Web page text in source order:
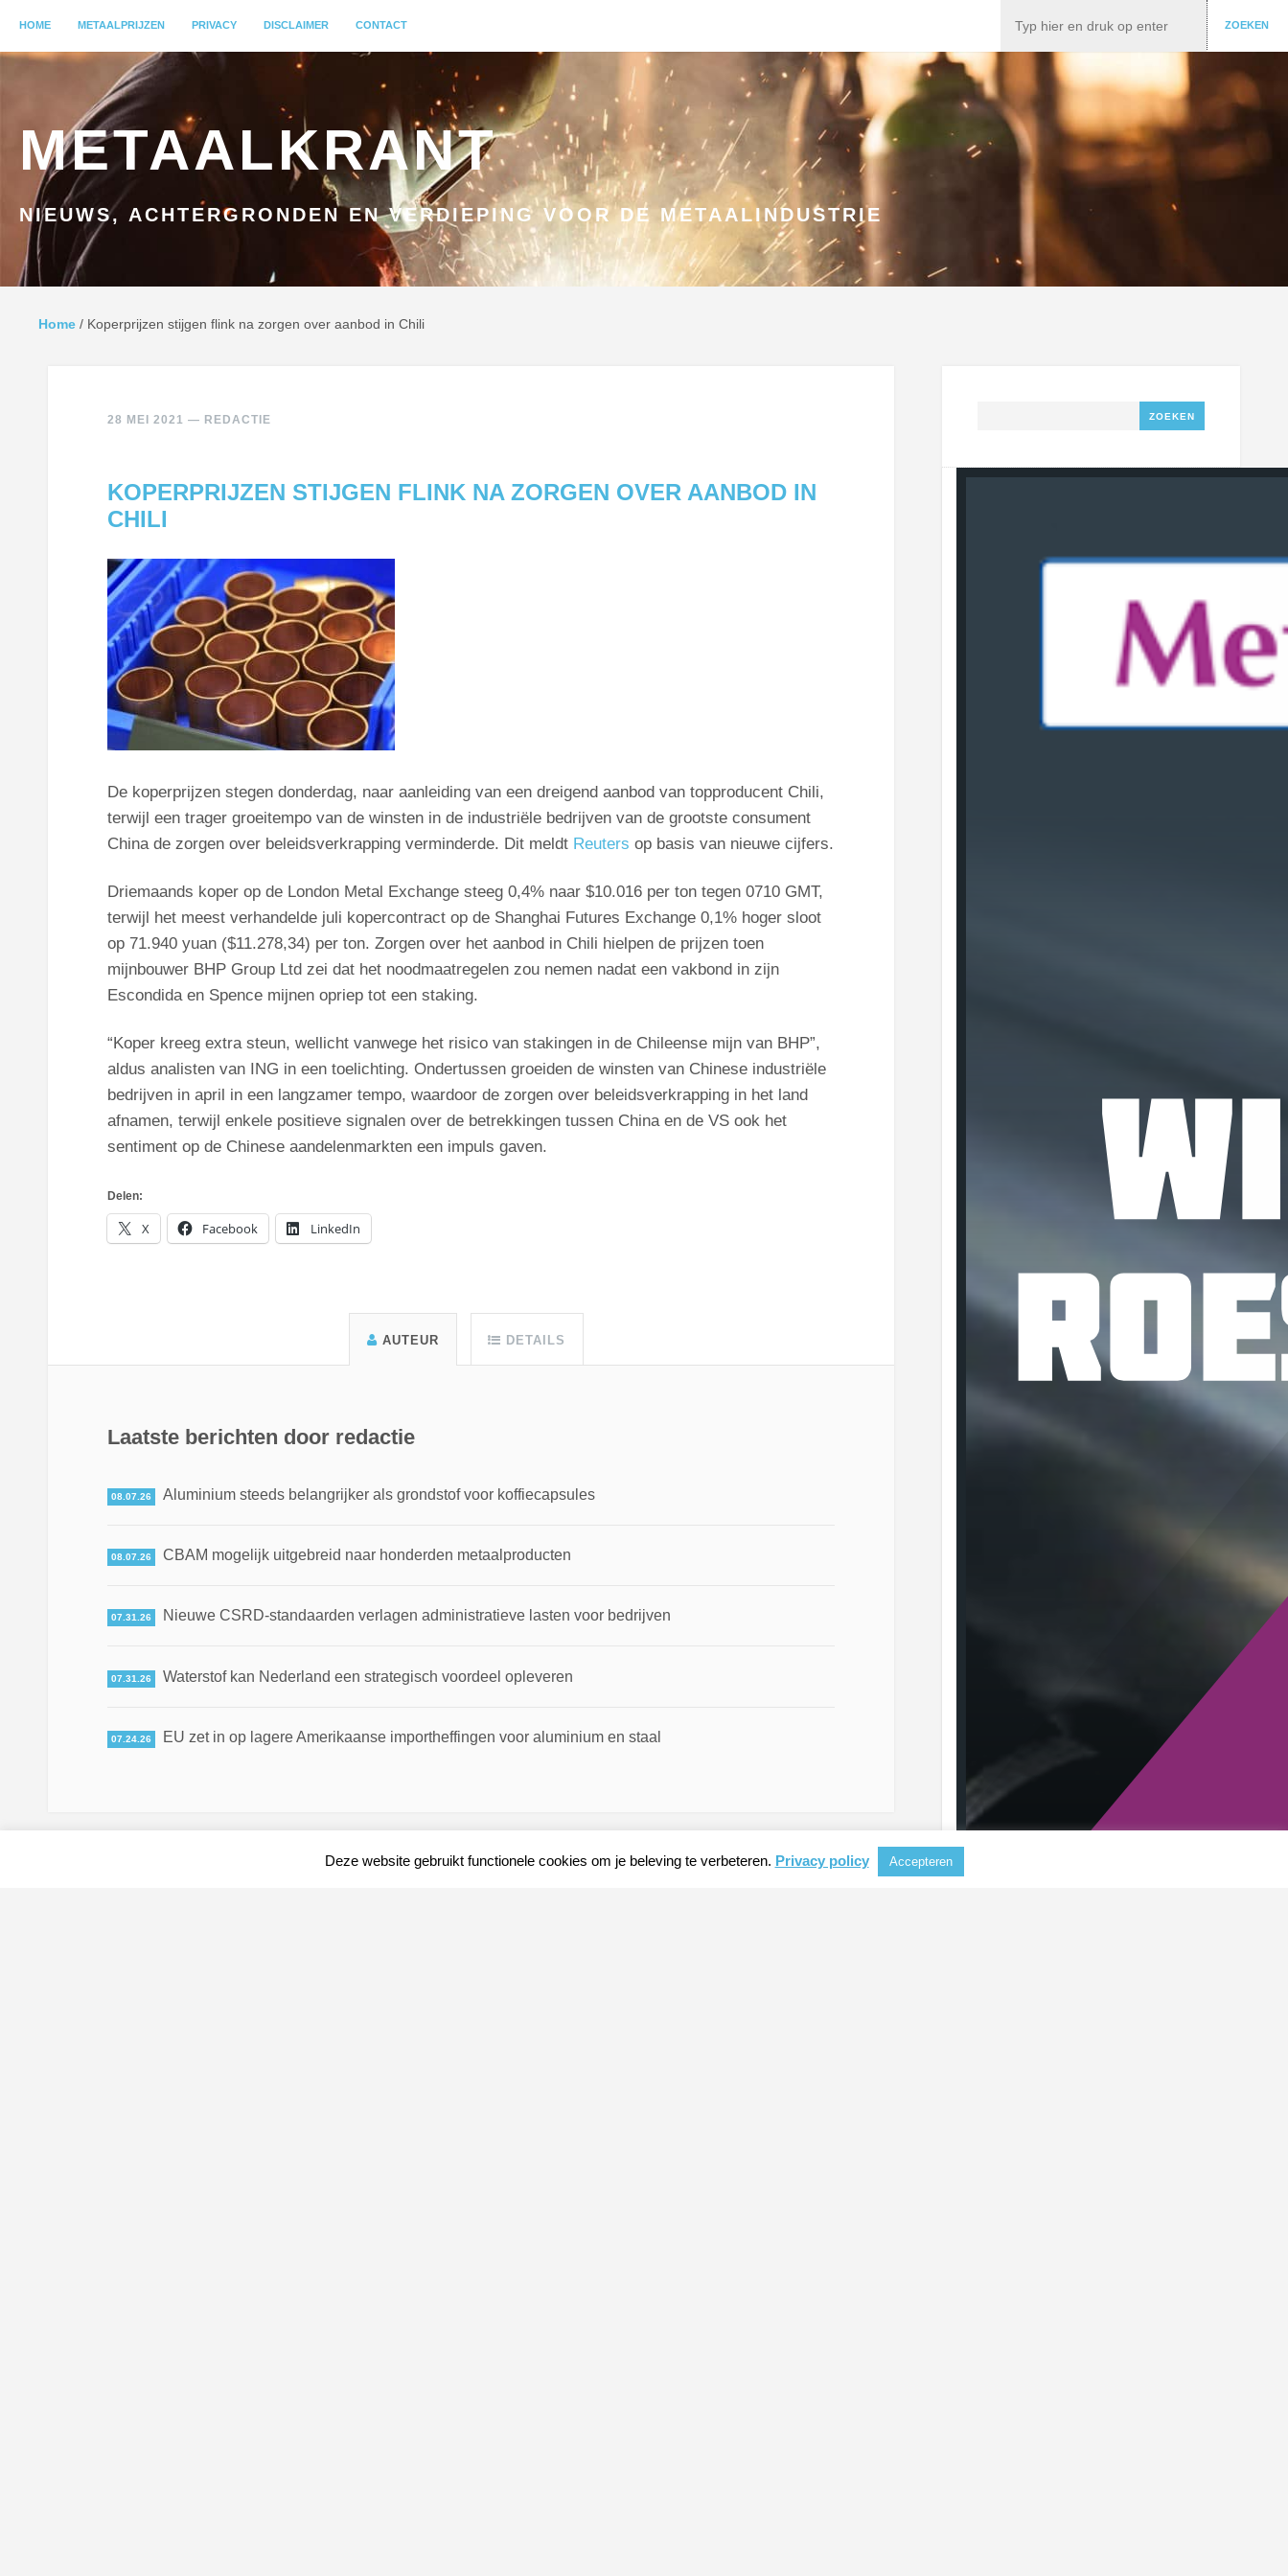
GA NAAR INHOUD
HOME METAALPRIJZEN PRIVACY DISCLAIMER CONTACT ZOEKEN
METAALKRANT
NIEUWS, ACHTERGRONDEN EN VERDIEPING VOOR DE METAALINDUSTRIE
Home / Koperprijzen stijgen flink na zorgen over aanbod in Chili
28 MEI 2021 — REDACTIE
KOPERPRIJZEN STIJGEN FLINK NA ZORGEN OVER AANBOD IN
CHILI
De koperprijzen stegen donderdag, naar aanleiding van een dreigend aanbod van topproducent Chili,
terwijl een trager groeitempo van de winsten in de industriële bedrijven van de grootste consument
China de zorgen over beleidsverkrapping verminderde. Dit meldt Reuters op basis van nieuwe cijfers.
Driemaands koper op de London Metal Exchange steeg 0,4% naar $10.016 per ton tegen 0710 GMT,
terwijl het meest verhandelde juli kopercontract op de Shanghai Futures Exchange 0,1% hoger sloot
op 71.940 yuan ($11.278,34) per ton. Zorgen over het aanbod in Chili hielpen de prijzen toen
mijnbouwer BHP Group Ltd zei dat het noodmaatregelen zou nemen nadat een vakbond in zijn
Escondida en Spence mijnen opriep tot een staking.
“Koper kreeg extra steun, wellicht vanwege het risico van stakingen in de Chileense mijn van BHP”,
aldus analisten van ING in een toelichting. Ondertussen groeiden de winsten van Chinese industriële
bedrijven in april in een langzamer tempo, waardoor de zorgen over beleidsverkrapping in het land
afnamen, terwijl enkele positieve signalen over de betrekkingen tussen China en de VS ook het
sentiment op de Chinese aandelenmarkten een impuls gaven.
Delen:
X Facebook LinkedIn
AUTEUR DETAILS
Laatste berichten door redactie
08.07.26 Aluminium steeds belangrijker als grondstof voor koffiecapsules
08.07.26 CBAM mogelijk uitgebreid naar honderden metaalproducten
07.31.26 Nieuwe CSRD-standaarden verlagen administratieve lasten voor bedrijven
07.31.26 Waterstof kan Nederland een strategisch voordeel opleveren
07.24.26 EU zet in op lagere Amerikaanse importheffingen voor aluminium en staal
Deze website gebruikt functionele cookies om je beleving te verbeteren. Privacy policy Accepteren